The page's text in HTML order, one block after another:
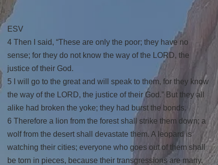
ESV
4 Then I said, “These are only the poor; they have no
sense; for they do not know the way of the LORD, the
justice of their God.
5 I will go to the great and will speak to them, for they know
the way of the LORD, the justice of their God.” But they all
alike had broken the yoke; they had burst the bonds.
6 Therefore a lion from the forest shall strike them down; a
wolf from the desert shall devastate them. A leopard is
watching their cities; everyone who goes out of them shall
be torn in pieces, because their transgressions are many,